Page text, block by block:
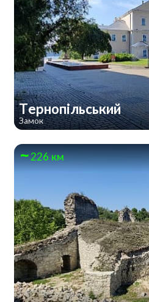
Тернопільський
Замок
226 км